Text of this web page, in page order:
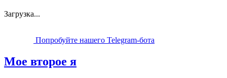
Загрузка...
Попробуйте нашего Telegram-бота
Мое второе я